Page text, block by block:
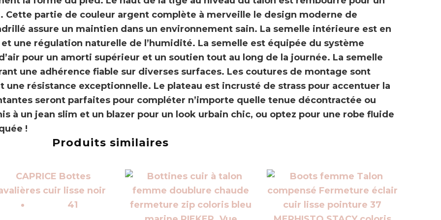
. Cette partie de couleur argent complète à merveille le design moderne de
assure un maintien dans un environnement sain. La semelle intérieure est en
une régulation naturelle de l’humidité. La semelle est équipée du système
pour un amorti supérieur et un soutien tout au long de la journée. La semelle
une adhérence fiable sur diverses surfaces. Les coutures de montage sont
résistance exceptionnelle. Le plateau est incrusté de strass pour accentuer la
seront parfaites pour compléter n’importe quelle tenue décontractée ou
à un jean slim et un blazer pour un look urbain chic, ou optez pour une robe fluide
!
Produits similaires
41